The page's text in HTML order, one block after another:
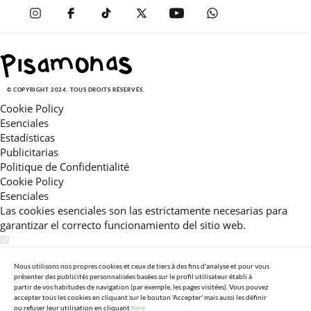
© COPYRIGHT 2024. TOUS DROITS RÉSERVÉS.
Cookie Policy
Esenciales
Estadísticas
Publicitarias
Politique de Confidentialité
Cookie Policy
Esenciales
Las cookies esenciales son las estrictamente necesarias para
garantizar el correcto funcionamiento del sitio web.
Estas cookies nos permiten ofrecerle una experiencia en el sitio
adaptada a su navegación (recomendaciones de producto
personalizadas, énfasis en categorías frecuentemente
Nous utilisons nos propres cookies et ceux de tiers à des fins d'analyse et pour vous
présenter des publicités personnalisées basées sur le profil utilisateur établi à
partir de vos habitudes de navigation (par exemple, les pages visitées). Vous pouvez
accepter tous les cookies en cliquant sur le bouton 'Accepter' mais aussi les définir
ou refuser leur utilisation en cliquanthere.